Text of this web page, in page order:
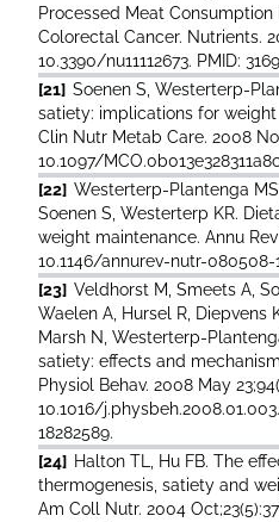
Processed Meat
Colorectal Cancer. Nutrients.
10.3390/nu11112673. PMID:
[21] Soenen S, Westerterp-
satiety: implications for
Clin Nutr Metab Care. 2008
10.1097/
[22] Westerterp-Plantenga
Soenen S, Westerterp KR.
weight maintenance. Annu Rev
10.1146/annurev-nutr-080508-
[23] Veldhorst M, Smeets A,
Waelen A, Hursel R, Diepvens
Marsh N, Westerterp-
satiety: effects and
Physiol Behav. 2008 May
10.1016/
18282589.
[24] Halton TL, Hu FB. The
thermogenesis, satiety and
Am Coll Nutr. 2004